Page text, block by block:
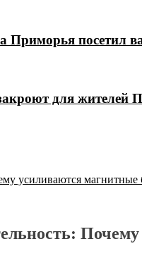
посетил
для жителей
усиливаются магнитные